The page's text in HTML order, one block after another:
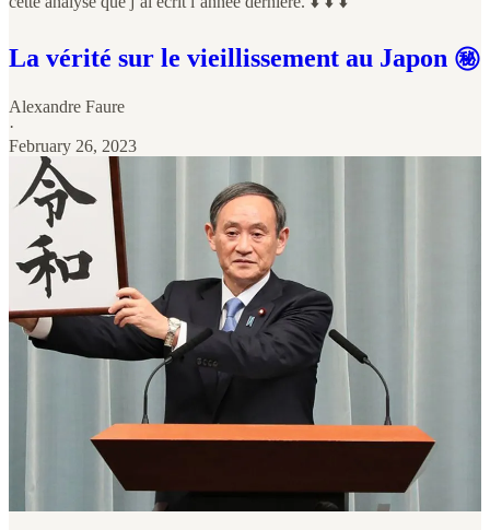
La vérité sur le vieillissement au Japon ㊙️
Alexandre Faure
·
February 26, 2023